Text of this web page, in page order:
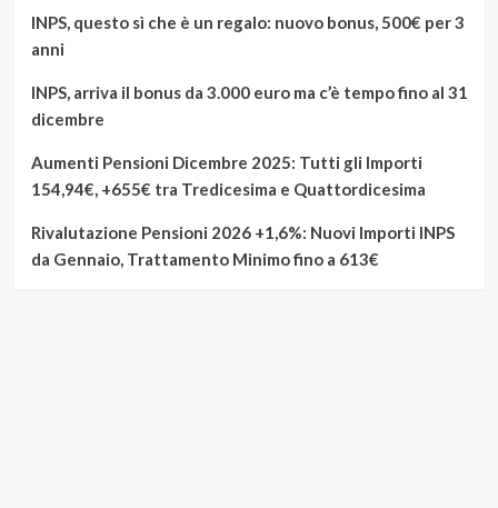
INPS, questo sì che è un regalo: nuovo bonus, 500€ per 3
anni
INPS, arriva il bonus da 3.000 euro ma c’è tempo fino al 31
dicembre
Aumenti Pensioni Dicembre 2025: Tutti gli Importi
154,94€, +655€ tra Tredicesima e Quattordicesima
Rivalutazione Pensioni 2026 +1,6%: Nuovi Importi INPS
da Gennaio, Trattamento Minimo fino a 613€